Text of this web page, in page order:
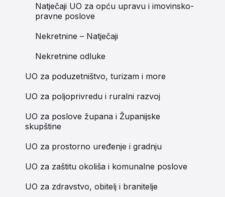
Natječaji UO za opću upravu i imovinsko-
pravne poslove
Nekretnine – Natječaji
Nekretnine odluke
UO za poduzetništvo, turizam i more
UO za poljoprivredu i ruralni razvoj
UO za poslove župana i Županijske
skupštine
UO za prostorno uređenje i gradnju
UO za zaštitu okoliša i komunalne poslove
UO za zdravstvo, obitelj i branitelje